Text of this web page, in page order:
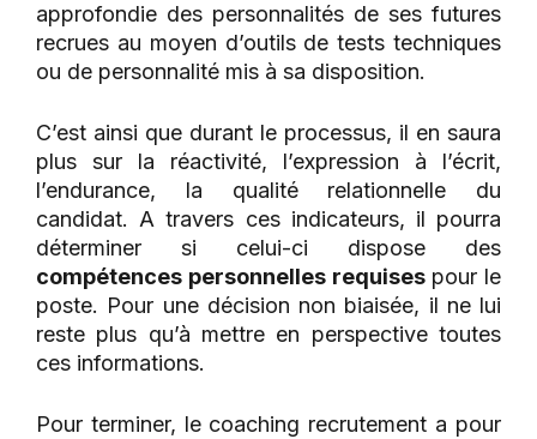
approfondie des personnalités de ses futures
recrues au moyen d’outils de tests techniques
ou de personnalité mis à sa disposition.
C’est ainsi que durant le processus, il en saura
plus sur la réactivité, l’expression à l’écrit,
l’endurance, la qualité relationnelle du
candidat. A travers ces indicateurs, il pourra
déterminer si celui-ci dispose des
compétences personnelles requisespour le
poste. Pour une décision non biaisée, il ne lui
reste plus qu’à mettre en perspective toutes
ces informations.
Pour terminer, le coaching recrutement a pour